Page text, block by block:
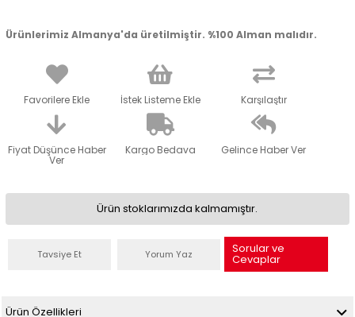
Ürünlerimiz Almanya'da üretilmiştir. %100 Alman malıdır.
Favorilere Ekle İstek Listeme Ekle Karşılaştır
Fiyat Düşünce Haber
Ver
Kargo Bedava Gelince Haber Ver
Ürün stoklarımızda kalmamıştır.
Tavsiye Et Yorum Yaz Sorular ve
Cevaplar
Ürün Özellikleri